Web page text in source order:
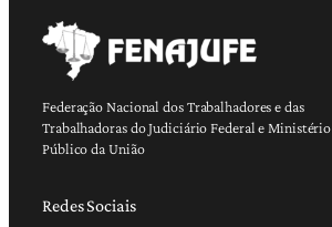
Federação Nacional dos Trabalhadores e das
Trabalhadoras do Judiciário Federal e Ministério
Público da União
Redes Sociais